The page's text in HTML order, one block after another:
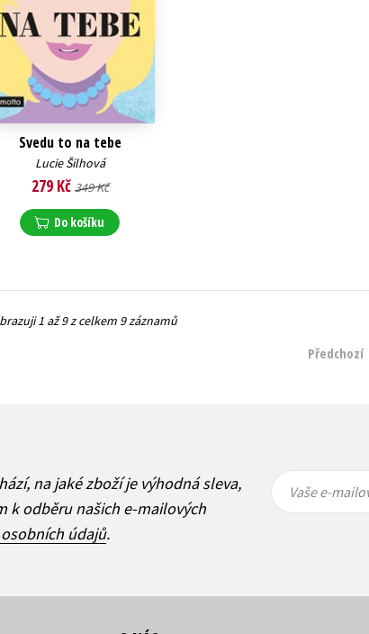
Svedu to na tebe
Lucie Šilhová
279 Kč 349 Kč
Do košíku
1 až 9 z celkem 9 záznamů
Předchozí
na jaké zboží je výhodná sleva,
k odběru našich e-mailových
údajů.
Vaše e-
mailová
Vaše e-
mailová
Vaše e-